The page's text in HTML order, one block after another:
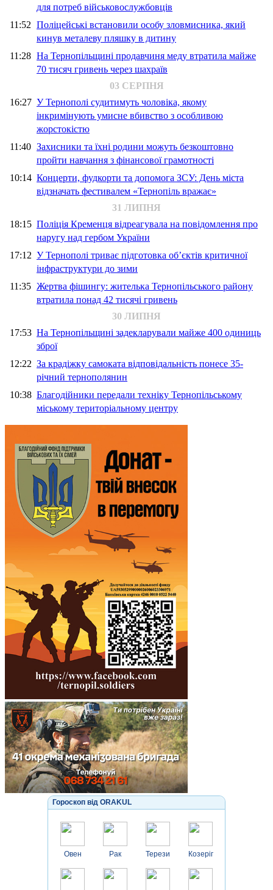
для потреб військовослужбовців
11:52 Поліцейські встановили особу зловмисника, який
кинув металеву пляшку в дитину
11:28 На Тернопільщині продавчиня меду втратила майже
70 тисяч гривень через шахраїв
03 СЕРПНЯ
16:27 У Тернополі судитимуть чоловіка, якому
інкримінують умисне вбивство з особливою
жорстокістю
11:40 Захисники та їхні родини можуть безкоштовно
пройти навчання з фінансової грамотності
10:14 Концерти, фудкорти та допомога ЗСУ: День міста
відзначать фестивалем «Тернопіль вражає»
31 ЛИПНЯ
18:15 Поліція Кременця відреагувала на повідомлення про
наругу над гербом України
17:12 У Тернополі триває підготовка об’єктів критичної
інфраструктури до зими
11:35 Жертва фішингу: жителька Тернопільського району
втратила понад 42 тисячі гривень
30 ЛИПНЯ
17:53 На Тернопільщині задекларували майже 400 одиниць
зброї
12:22 За крадіжку самоката відповідальність понесе 35-
річний тернополянин
10:38 Благодійники передали техніку Тернопільському
міському територіальному центру
Гороскоп від ORAKUL
Овен Рак Терези Козеріг